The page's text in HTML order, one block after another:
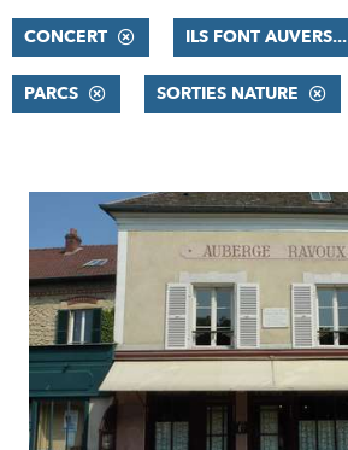
CONCERT ILS FONT AUVERS...
PARCS SORTIES NATURE
RÉSULTATS